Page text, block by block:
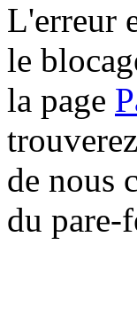
L'erreur
le
la page
de nous
du pare-